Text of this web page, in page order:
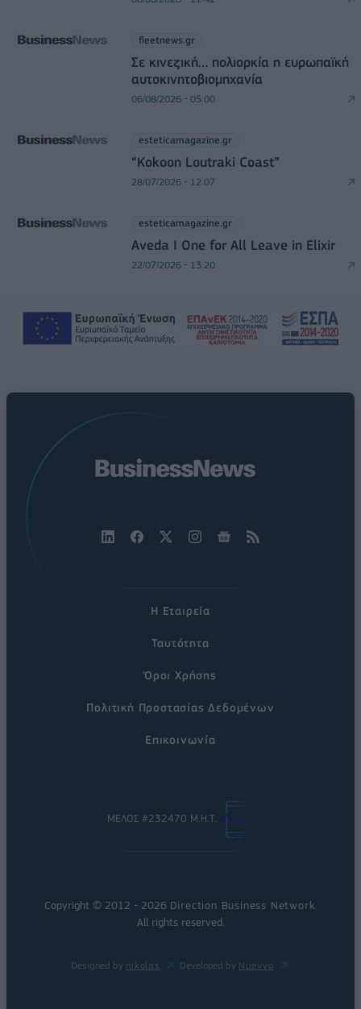
fleetnews.gr
Σε κινεζική… πολιορκία η ευρωπαϊκή
αυτοκινητοβιομηχανία
06/08/2026 - 05:00
esteticamagazine.gr
“Kokoon Loutraki Coast”
28/07/2026 - 12:07
esteticamagazine.gr
Aveda I One for All Leave in Elixir
22/07/2026 - 13:20
Η Εταιρεία
Ταυτότητα
Όροι Χρήσης
Πολιτική Προστασίας Δεδομένων
Επικοινωνία
ΜΕΛΟΣ #232470 Μ.Η.Τ.
Copyright © 2012 - 2026 Direction Business Network
All rights reserved.
Designed by nikolas Developed by Nuevvo